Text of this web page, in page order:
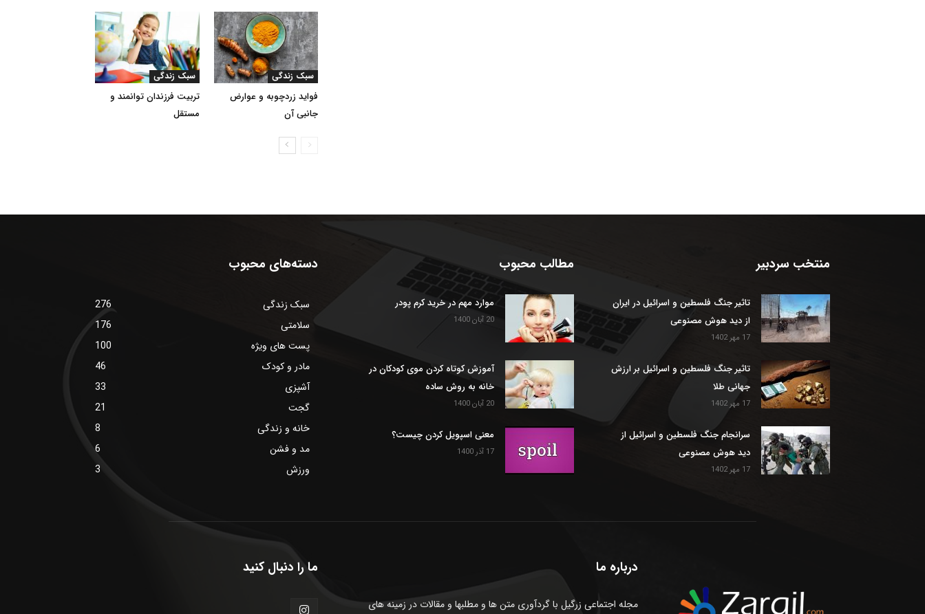
سبک زندگی
تربیت فرزندان توانمند و
مستقل
سبک زندگی
فواید زردچوبه و عوارض
جانبی آن
منتخب سردبیر
تاثیر جنگ فلسطین و اسرائیل در ایران
از دید هوش مصنوعی
17 مهر 1402
تاثیر جنگ فلسطین و اسرائیل بر ارزش
جهانی طلا
17 مهر 1402
سرانجام جنگ فلسطین و اسرائیل از
دید هوش مصنوعی
17 مهر 1402
مطالب محبوب
موارد مهم در خرید کرم پودر
20 آبان 1400
آموزش کوتاه کردن موی کودکان در
خانه به روش ساده
20 آبان 1400
معنی اسپویل کردن چیست؟
17 آذر 1400
دسته‌های محبوب
سبک زندگی
276
سلامتی
176
پست های ویژه
100
مادر و کودک
46
آشپزی
33
گجت
21
خانه و زندگی
8
مد و فشن
6
ورزش
3
درباره ما
مجله اجتماعی زرگیل با گردآوری متن ها و مطلبها و مقالات در زمینه های
ما را دنبال کنید